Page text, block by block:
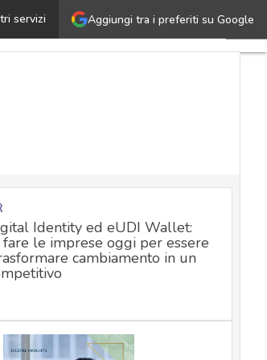
Aggiungi tra i preferiti su Google
servizila truffa via e-mail e via SMSUltimi
articoli
Identity ed eUDI Wallet:
fare le imprese oggi per essere
cambiamento in un